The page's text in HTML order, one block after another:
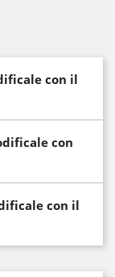
con il
con
con il